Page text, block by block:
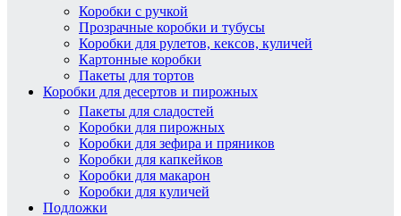
Коробки с ручкой
Прозрачные коробки и тубусы
Коробки для рулетов, кексов, куличей
Картонные коробки
Пакеты для тортов
Коробки для десертов и пирожных
Пакеты для сладостей
Коробки для пирожных
Коробки для зефира и пряников
Коробки для капкейков
Коробки для макарон
Коробки для куличей
Подложки